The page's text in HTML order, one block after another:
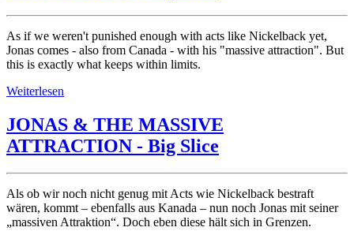
As if we weren't punished enough with acts like Nickelback yet,
Jonas comes - also from Canada - with his "massive attraction". But
this is exactly what keeps within limits.
Weiterlesen
JONAS & THE MASSIVE
ATTRACTION - Big Slice
Als ob wir noch nicht genug mit Acts wie Nickelback bestraft
wären, kommt – ebenfalls aus Kanada – nun noch Jonas mit seiner
„massiven Attraktion“. Doch eben diese hält sich in Grenzen.